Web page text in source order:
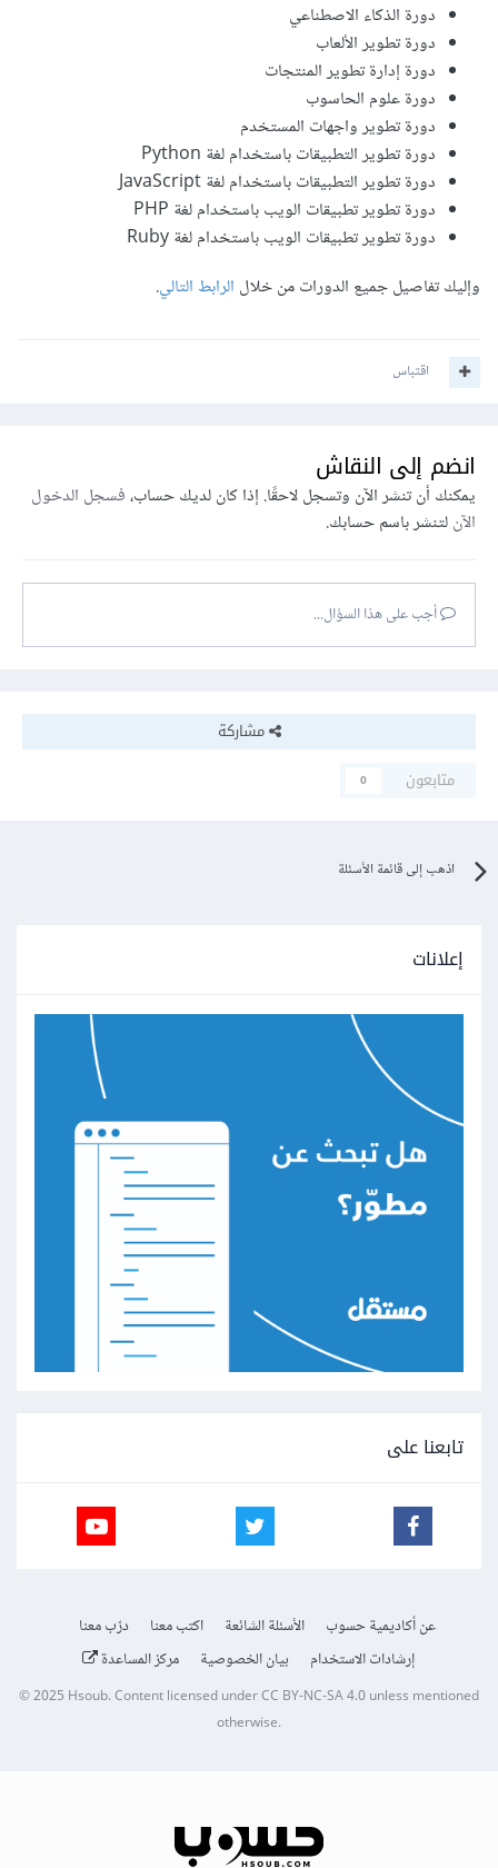
دورة الذكاء الاصطناعي
دورة تطوير الألعاب
دورة إدارة تطوير المنتجات
دورة علوم الحاسوب
دورة تطوير واجهات المستخدم
دورة تطوير التطبيقات باستخدام لغة Python
دورة تطوير التطبيقات باستخدام لغة JavaScript
دورة تطوير تطبيقات الويب باستخدام لغة PHP
دورة تطوير تطبيقات الويب باستخدام لغة Ruby
وإليك تفاصيل جميع الدورات من خلال الرابط التالي.
اقتباس
انضم إلى النقاش
يمكنك أن تنشر الآن وتسجل لاحقًا. إذا كان لديك حساب،فسجل الدخول
الآنلتنشر باسم حسابك.
أجب على هذا السؤال...
مشاركة
متابعون
0
اذهب إلى قائمة الأسئلة
إعلانات
تابعنا على
عن أكاديمية حسوب الأسئلة الشائعة اكتب معنا
درّب معنا
إرشادات الاستخدام
بيان الخصوصية مركز المساعدة
© 2025Hsoub.Content licensed underCC BY-NC-SA 4.0unless mentioned
otherwise.